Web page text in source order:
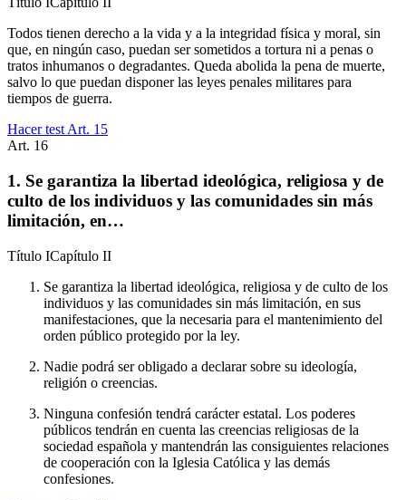
Todos tienen derecho a la vida y a la integridad física y moral, sin
que, en ningún caso, puedan ser sometidos a tortura ni a penas o
tratos inhumanos o degradantes. Queda abolida la pena de muerte,
salvo lo que puedan disponer las leyes penales militares para
tiempos de guerra.
Hacer test Art. 15
Art. 16
1. Se garantiza la libertad ideológica, religiosa y de
culto de los individuos y las comunidades sin más
limitación, en…
Título ICapítulo II
Se garantiza la libertad ideológica, religiosa y de culto de los
individuos y las comunidades sin más limitación, en sus
manifestaciones, que la necesaria para el mantenimiento del
orden público protegido por la ley.
Nadie podrá ser obligado a declarar sobre su ideología,
religión o creencias.
Ninguna confesión tendrá carácter estatal. Los poderes
públicos tendrán en cuenta las creencias religiosas de la
sociedad española y mantendrán las consiguientes relaciones
de cooperación con la Iglesia Católica y las demás
confesiones.